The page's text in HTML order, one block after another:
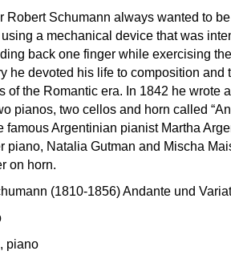
Robert Schumann always wanted to
a mechanical device that was
back one finger while exercising
he devoted his life to composition
of the Romantic era. In 1842 he wrote
pianos, two cellos and horn called
famous Argentinian pianist Martha
piano, Natalia Gutman and Mischa
on horn.
(1810-1856) Andante und
piano